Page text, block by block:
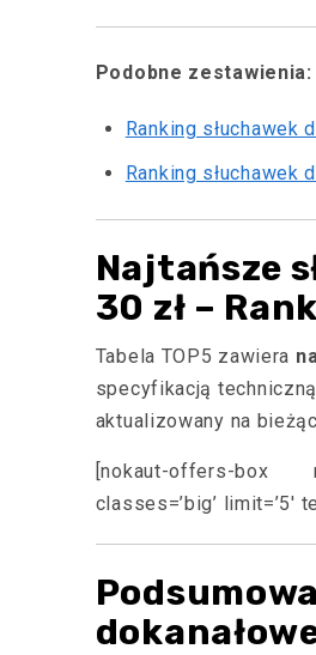
Podobne zestawienia:
Ranking słuchawek
Ranking słuchawek
Najtańsze
30 zł –
Tabela TOP5 zawiera
specyfikacją
aktualizowany na
[nokaut-offers-box
classes=’big’ limit=’5′